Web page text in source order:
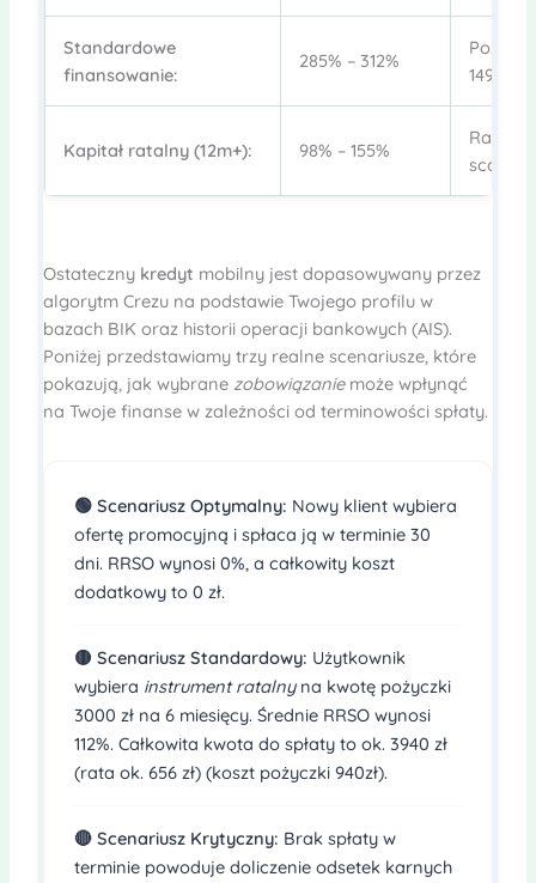
Standardowe
finansowanie:
285% – 312%
1495 zł.
Kapitał ratalny (12m+): 98% – 155%
Rata
Ostateczny kredyt mobilny jest dopasowywany przez
algorytm Crezu na podstawie Twojego profilu w
bazach BIK oraz historii operacji bankowych (AIS).
Poniżej przedstawiamy trzy realne scenariusze, które
pokazują, jak wybrane zobowiązaniemoże wpłynąć
na Twoje finanse w zależności od terminowości spłaty.
🟢 Scenariusz Optymalny: Nowy klient wybiera
ofertę promocyjną i spłaca ją w terminie 30
dni. RRSO wynosi 0%, a całkowity koszt
dodatkowy to 0 zł.
🟡 Scenariusz Standardowy: Użytkownik
wybiera instrument ratalnyna kwotę pożyczki
3000 zł na 6 miesięcy. Średnie RRSO wynosi
112%. Całkowita kwota do spłaty to ok. 3940 zł
(rata ok. 656 zł) (koszt pożyczki 940zł).
🔴 Scenariusz Krytyczny: Brak spłaty w
terminie powoduje doliczenie odsetek karnych